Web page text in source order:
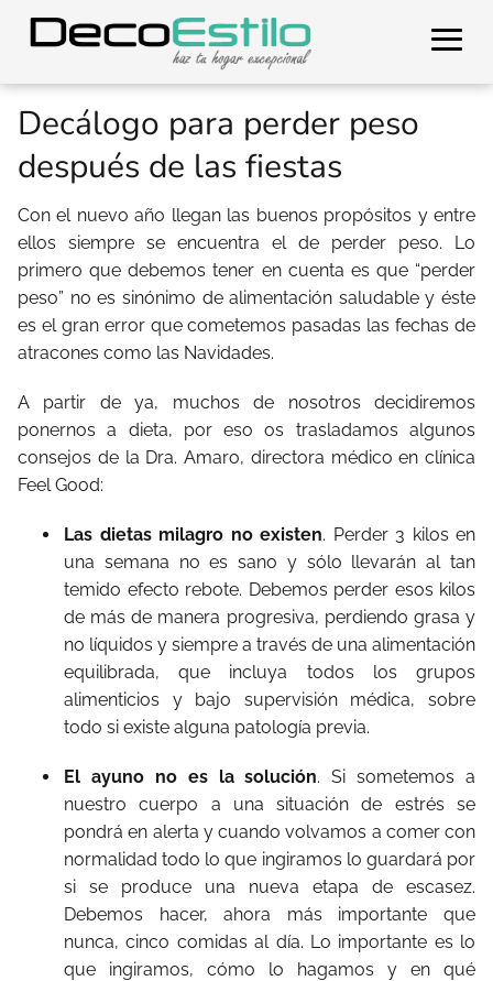
Decálogo para perder peso
después de las fiestas
Con el nuevo año llegan las buenos propósitos y entre
ellos siempre se encuentra el de perder peso. Lo
primero que debemos tener en cuenta es que “perder
peso” no es sinónimo de alimentación saludable y éste
es el gran error que cometemos pasadas las fechas de
atracones como las Navidades.
A partir de ya, muchos de nosotros decidiremos
ponernos a dieta, por eso os trasladamos algunos
consejos de la Dra. Amaro, directora médico en clínica
Feel Good:
Las dietas milagro no existen. Perder 3 kilos en
una semana no es sano y sólo llevarán al tan
temido efecto rebote. Debemos perder esos kilos
de más de manera progresiva, perdiendo grasa y
no líquidos y siempre a través de una alimentación
equilibrada, que incluya todos los grupos
alimenticios y bajo supervisión médica, sobre
todo si existe alguna patología previa.
El ayuno no es la solución. Si sometemos a
nuestro cuerpo a una situación de estrés se
pondrá en alerta y cuando volvamos a comer con
normalidad todo lo que ingiramos lo guardará por
si se produce una nueva etapa de escasez.
Debemos hacer, ahora más importante que
nunca, cinco comidas al día. Lo importante es lo
que ingiramos, cómo lo hagamos y en qué